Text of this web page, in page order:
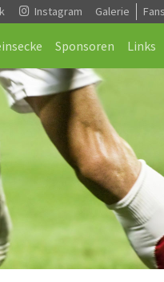
Instagram Galerie
Sponsoren Links